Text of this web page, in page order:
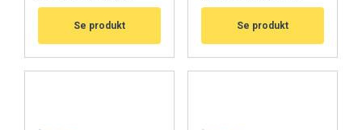
Se produkt Se produkt